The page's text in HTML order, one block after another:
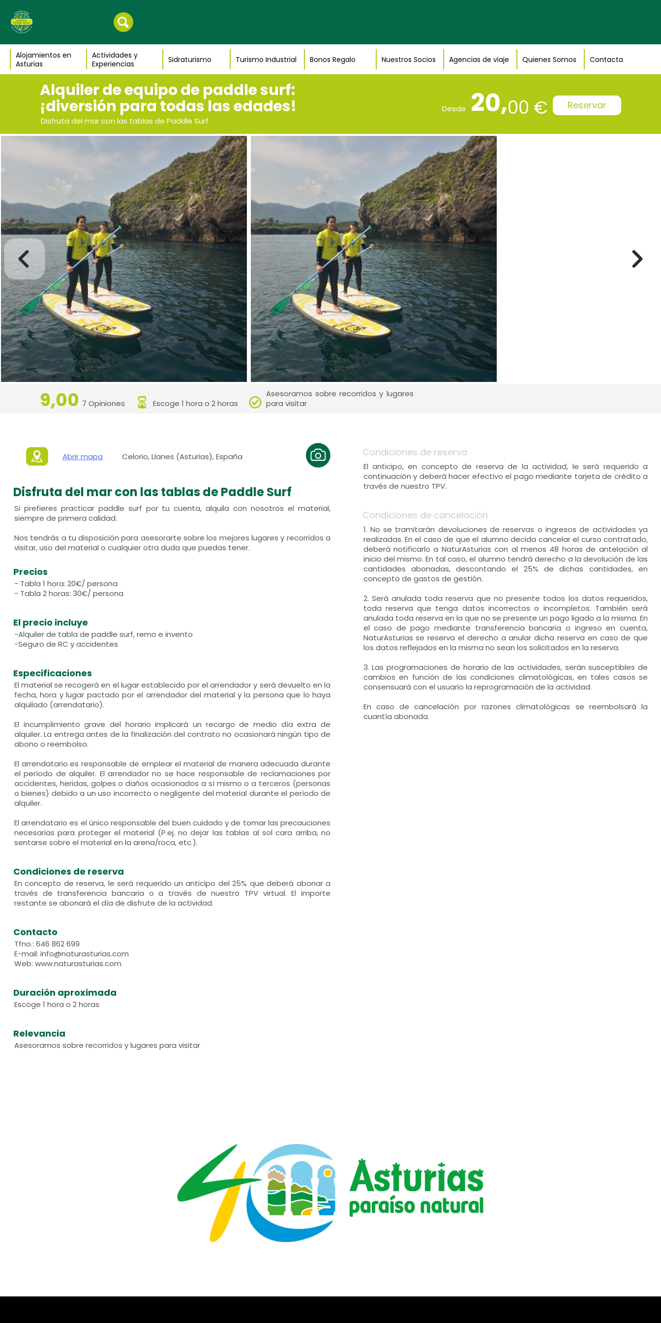
Alojamientos en
Asturias
Actividades y
Experiencias
Sidraturismo Turismo Industrial Bonos Regalo Nuestros Socios Agencias de viaje Quienes Somos Contacta
Alquiler de equipo de paddle surf:
¡diversión para todas las edades!
Disfruta del mar con las tablas de Paddle Surf
Desde 20,00 € Reservar
9,00 7 Opiniones Escoge 1 hora o 2 horas
Asesoramos sobre recorridos y lugares
para visitar
Abrir mapa Celorio, Llanes (Asturias), España
Disfruta del mar con las tablas de Paddle Surf
Si prefieres practicar paddle surf por tu cuenta, alquila con nosotros el material,
siempre de primera calidad.
Nos tendrás a tu disposición para asesorarte sobre los mejores lugares y recorridos a
visitar, uso del material o cualquier otra duda que puedas tener.
Precios
- Tabla 1 hora: 20€/ persona
- Tabla 2 horas: 30€/ persona
El precio incluye
-Alquiler de tabla de paddle surf, remo e invento
-Seguro de RC y accidentes
Especificaciones
El material se recogerá en el lugar establecido por el arrendador y será devuelto en la
fecha, hora y lugar pactado por el arrendador del material y la persona que lo haya
alquilado (arrendatario).
El incumplimiento grave del horario implicará un recargo de medio día extra de
alquiler. La entrega antes de la finalización del contrato no ocasionará ningún tipo de
abono o reembolso.
El arrendatario es responsable de emplear el material de manera adecuada durante
el período de alquiler. El arrendador no se hace responsable de reclamaciones por
accidentes, heridas, golpes o daños ocasionados a sí mismo o a terceros (personas
o bienes) debido a un uso incorrecto o negligente del material durante el período de
alquiler.
El arrendatario es el único responsable del buen cuidado y de tomar las precauciones
necesarias para proteger el material (P.ej. no dejar las tablas al sol cara arriba, no
sentarse sobre el material en la arena/roca, etc.).
Condiciones de reserva
En concepto de reserva, le será requerido un anticipo del 25% que deberá abonar a
través de transferencia bancaria o a través de nuestro TPV virtual. El importe
restante se abonará el día de disfrute de la actividad.
Contacto
Tfno.: 646 862 699
E-mail: info@naturasturias.com
Web: www.naturasturias.com
Duración aproximada
Escoge 1 hora o 2 horas
Relevancia
Asesoramos sobre recorridos y lugares para visitar
Condiciones de reserva
El anticipo, en concepto de reserva de la actividad, le será requerido a
continuación y deberá hacer efectivo el pago mediante tarjeta de crédito a
través de nuestro TPV.
Condiciones de cancelación
1. No se tramitarán devoluciones de reservas o ingresos de actividades ya
realizadas. En el caso de que el alumno decida cancelar el curso contratado,
deberá notificarlo a NaturAsturias con al menos 48 horas de antelación al
inicio del mismo. En tal caso, el alumno tendrá derecho a la devolución de las
cantidades abonadas, descontando el 25% de dichas cantidades, en
concepto de gastos de gestión.
2. Será anulada toda reserva que no presente todos los datos requeridos,
toda reserva que tenga datos incorrectos o incompletos. También será
anulada toda reserva en la que no se presente un pago ligado a la misma. En
el caso de pago mediante transferencia bancaria o ingreso en cuenta,
NaturAsturias se reserva el derecho a anular dicha reserva en caso de que
los datos reflejados en la misma no sean los solicitados en la reserva.
3. Las programaciones de horario de las actividades, serán susceptibles de
cambios en función de las condiciones climatológicas, en tales casos se
consensuará con el usuario la reprogramación de la actividad.
En caso de cancelación por razones climatológicas se reembolsará la
cuantía abonada.